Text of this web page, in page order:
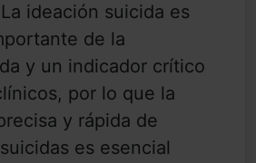
ideación suicida es
de la
y un indicador crítico
por lo que la
y rápida de
es esencial